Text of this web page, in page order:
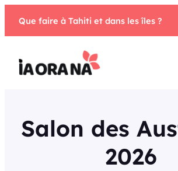
Que faire à Tahiti et dans les îles ?
Salon des
2026